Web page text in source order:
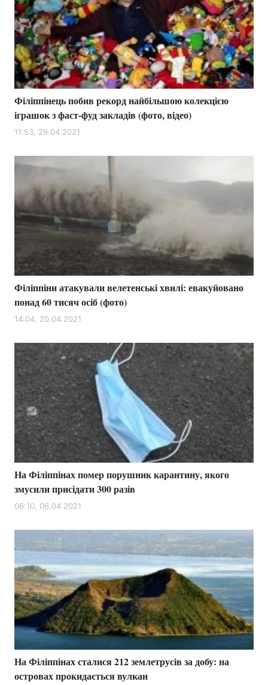
Філіппінець побив рекорд найбільшою колекцією
іграшок з фаст-фуд закладів (фото, відео)
11:53, 29.04.2021
Філіппіни атакували велетенські хвилі: евакуйовано
понад 60 тисяч осіб (фото)
14:04, 20.04.2021
На Філіппінах помер порушник карантину, якого
змусили присідати 300 разів
06:10, 06.04.2021
На Філіппінах сталися 212 землетрусів за добу: на
островах прокидається вулкан